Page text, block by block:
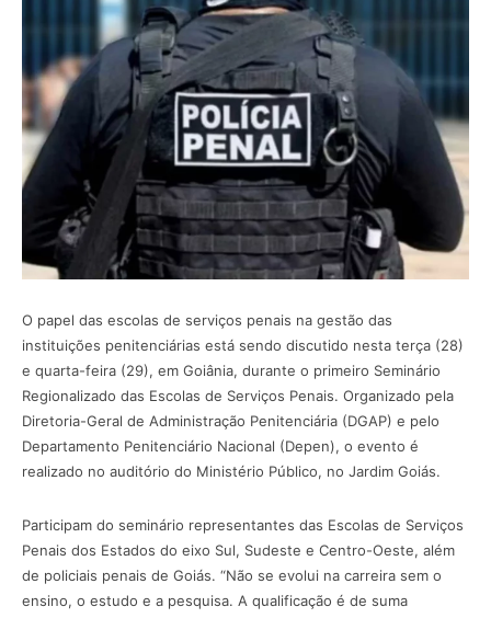
O papel das escolas de serviços penais na gestão das
instituições penitenciárias está sendo discutido nesta terça (28)
e quarta-feira (29), em Goiânia, durante o primeiro Seminário
Regionalizado das Escolas de Serviços Penais. Organizado pela
Diretoria-Geral de Administração Penitenciária (DGAP) e pelo
Departamento Penitenciário Nacional (Depen), o evento é
realizado no auditório do Ministério Público, no Jardim Goiás.
Participam do seminário representantes das Escolas de Serviços
Penais dos Estados do eixo Sul, Sudeste e Centro-Oeste, além
de policiais penais de Goiás. “Não se evolui na carreira sem o
ensino, o estudo e a pesquisa. A qualificação é de suma